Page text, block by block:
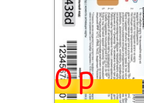
0 р